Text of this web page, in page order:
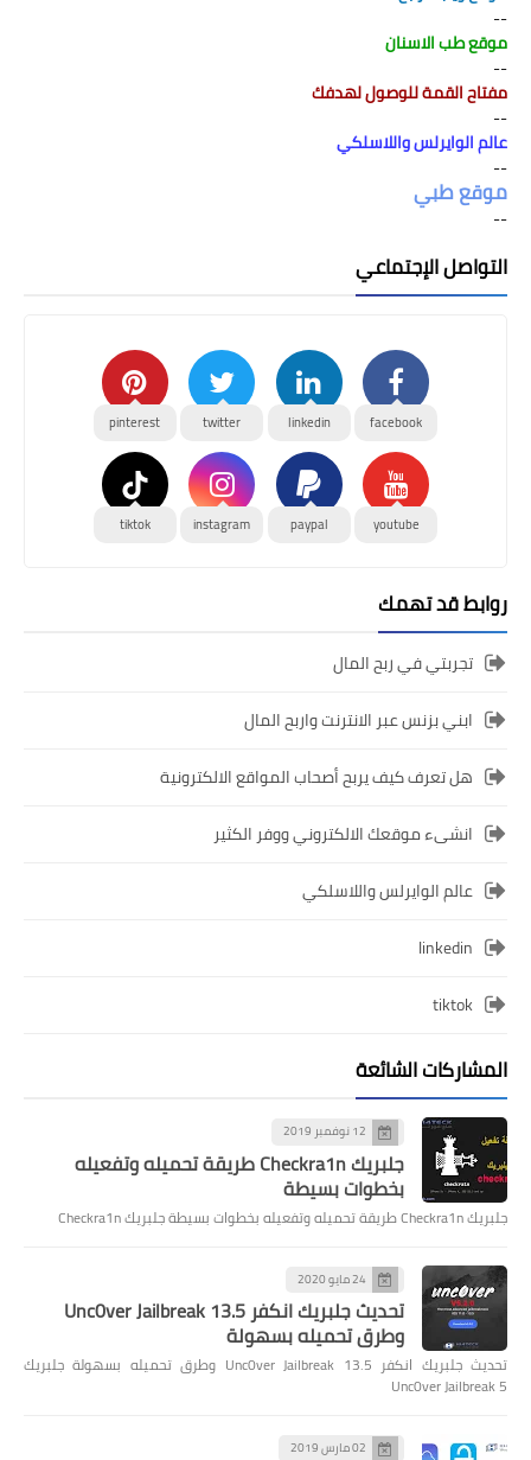
--
موقع طب الاسنان
--
مفتاح القمة للوصول لهدفك
--
عالم الوايرلس واللاسلكي
--
موقع طبي
--
التواصل الإجتماعي
facebook
linkedin
twitter
pinterest
youtube
paypal
instagram
tiktok
روابط قد تهمك
تجربتي في ربح المال
ابني بزنس عبر الانترنت واربح المال
هل تعرف كيف يربح أصحاب المواقع الالكترونية
انشىء موقعك الالكتروني ووفر الكثير
عالم الوايرلس واللاسلكي
linkedin
tiktok
المشاركات الشائعة
12 نوفمبر 2019
جلبريك Checkra1n طريقة تحميله وتفعيله
بخطوات بسيطة
جلبريك Checkra1n طريقة تحميله وتفعيله بخطوات بسيطة جلبريك Checkra1n
24 مايو 2020
تحديث جلبريك انكفر Unc0ver Jailbreak 13.5
وطرق تحميله بسهولة
تحديث جلبريك انكفر Unc0ver Jailbreak 13.5 وطرق تحميله بسهولة جلبريك
Unc0ver Jailbreak 5
02 مارس 2019